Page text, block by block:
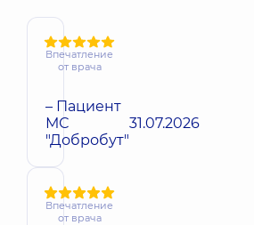
Впечатление
от врача
– Пациент
МС
"Добробут"
31.07.2026
Впечатление
от врача